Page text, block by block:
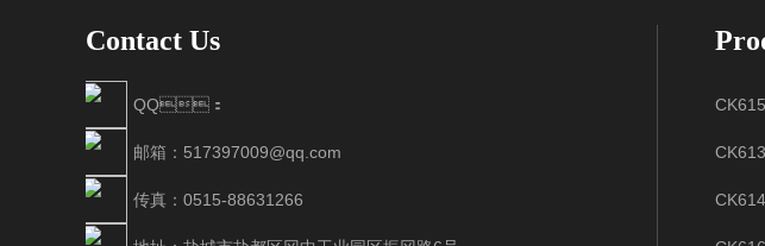
Contact Us
QQ：
邮箱：517397009@qq.com
传真：0515-88631266